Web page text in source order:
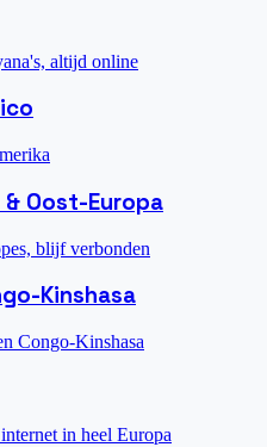
altijd online
& Oost-Europa
blijf verbonden
Kinshasa
Congo-Kinshasa
in heel Europa